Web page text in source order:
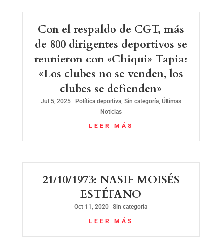
Con el respaldo de CGT, más
de 800 dirigentes deportivos se
reunieron con «Chiqui» Tapia:
«Los clubes no se venden, los
clubes se defienden»
Jul 5, 2025| Política deportiva, Sin categoría, Últimas
Noticias
LEER MÁS
21/10/1973: NASIF MOISÉS
ESTÉFANO
Oct 11, 2020 |Sin categoría
LEER MÁS